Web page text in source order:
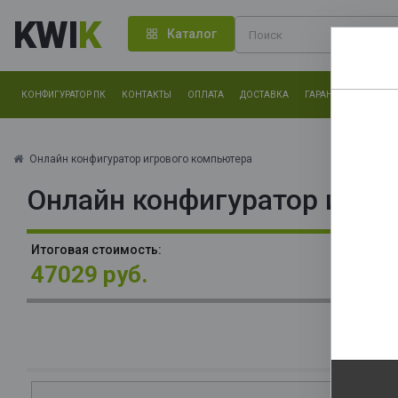
KWIK Каталог
КОНФИГУРАТОР ПК КОНТАКТЫ ОПЛАТА ДОСТАВКА ГАРАНТИЯ
Онлайн конфигуратор игрового компьютера
Онлайн конфигуратор
Итоговая стоимость:
47029 руб.